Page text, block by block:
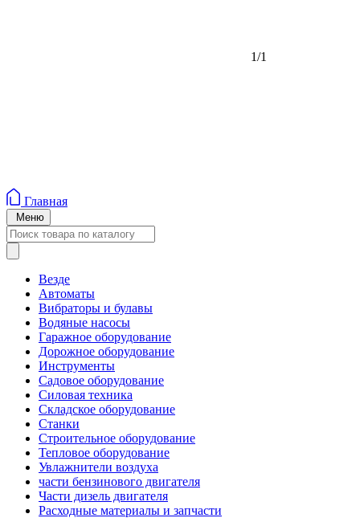
1/1
Главная
Меню
Везде
Автоматы
Вибраторы и булавы
Водяные насосы
Гаражное оборудование
Дорожное оборудование
Инструменты
Садовое оборудование
Силовая техника
Складское оборудование
Станки
Строительное оборудование
Тепловое оборудование
Увлажнители воздуха
части бензинового двигателя
Части дизель двигателя
Расходные материалы и запчасти